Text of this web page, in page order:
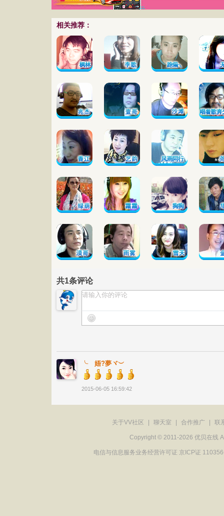
相关推荐：
共1条评论
╰ゞ娪?夢ヾ︶
2015-06-05 16:59:42
关于VV社区 聊天室 合作推广 联
Copyright © 2011-2026 优贝在线
电信与信息服务业务经营许可证 京ICP证